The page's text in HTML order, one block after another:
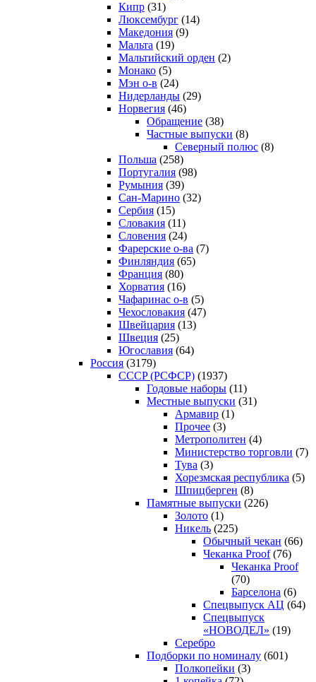
Кипр (31)
Люксембург (14)
Македония (9)
Мальта (19)
Мальтийский орден (2)
Монако (5)
Мэн о-в (24)
Нидерланды (29)
Норвегия (46)
Обращение (38)
Частные выпуски (8)
Северный полюс (8)
Польша (258)
Португалия (98)
Румыния (39)
Сан-Марино (32)
Сербия (15)
Словакия (11)
Словения (24)
Фарерские о-ва (7)
Финляндия (65)
Франция (80)
Хорватия (16)
Чафаринас о-в (5)
Чехословакия (47)
Швейцария (13)
Швеция (25)
Югославия (64)
Россия (3179)
CCCP (РСФСР) (1937)
Годовые наборы (11)
Местные выпуски (31)
Армавир (1)
Прочее (3)
Метрополитен (4)
Министерство торговли (7)
Тува (3)
Хорезмская республика (5)
Шпицберген (8)
Памятные выпуски (226)
Золото (1)
Никель (225)
Обычный чекан (66)
Чеканка Proof(76)
Чеканка Proof
(70)
Барселона (6)
Спецвыпуск АЦ (64)
Спецвыпуск
«НОВОДЕЛ» (19)
Серебро
Подборки по номиналу (601)
Полкопейки (3)